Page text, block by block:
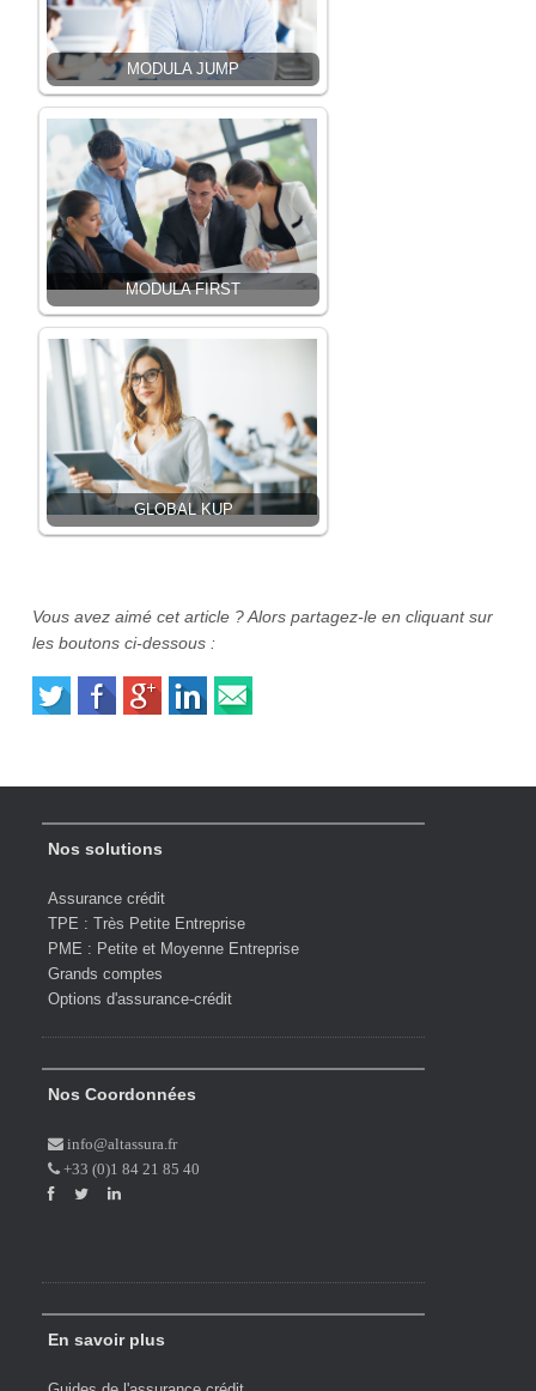
MODULA JUMP
MODULA FIRST
GLOBAL KUP
Vous avez aimé cet article ? Alors partagez-le en cliquant sur
les boutons ci-dessous :
Nos solutions
Assurance crédit
TPE : Très Petite Entreprise
PME : Petite et Moyenne Entreprise
Grands comptes
Options d'assurance-crédit
Nos Coordonnées
info@altassura.fr
+33 (0)1 84 21 85 40
En savoir plus